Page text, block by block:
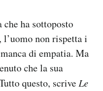
ha sottoposto
non rispetta i
di empatia. Ma
che la sua
questo, scriveLe